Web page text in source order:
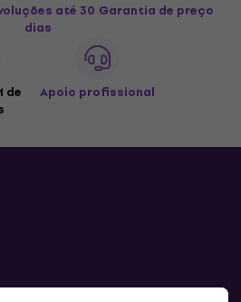
até 30
dias
Garantia de preço
de
Apoio profissional